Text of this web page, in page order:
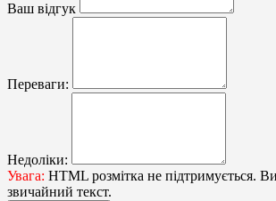
Ваш відгук
Переваги:
Недоліки:
Увага: HTML розмітка не підтримується.
звичайний текст.